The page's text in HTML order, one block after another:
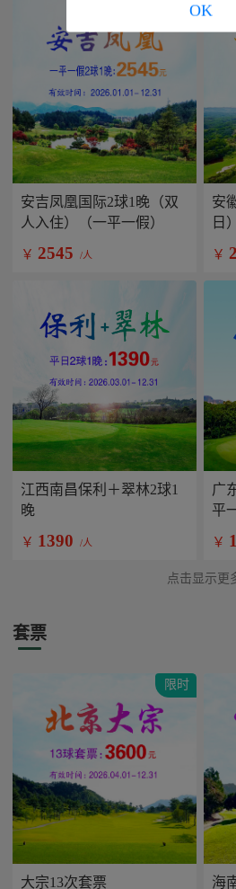
安吉凤凰国际2球1晚（双
人入住）（一平一假）
￥ 2545 /人
安
日）
￥
江西南昌保利＋翠林2球1
晚
￥ 1390 /人
广
平
￥
点击显示更
套票
限时
大宗13次套票 海
OK